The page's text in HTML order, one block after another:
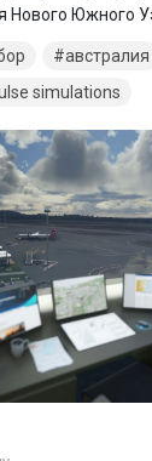
Нового Южного
австралия
simulations